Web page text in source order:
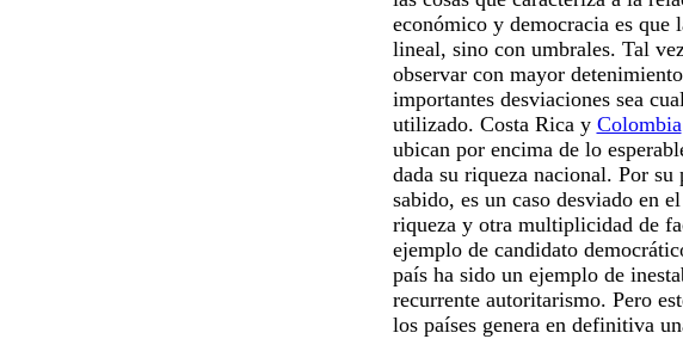
económico y democracia es que
lineal, sino con umbrales. Tal
observar con mayor
importantes desviaciones sea
utilizado. Costa Rica y Colombia
ubican por encima de lo
dada su riqueza nacional. Por su
sabido, es un caso desviado en
riqueza y otra multiplicidad de
ejemplo de candidato
país ha sido un ejemplo de
recurrente autoritarismo. Pero
los países genera en definitiva